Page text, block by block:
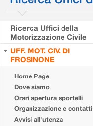
Ricerca Uffici della
Motorizzazione Civile
UFF. MOT. CIV. DI
FROSINONE
Home Page
Dove siamo
Orari apertura sportelli
Organizzazione e contatti
Avvisi all'utenza